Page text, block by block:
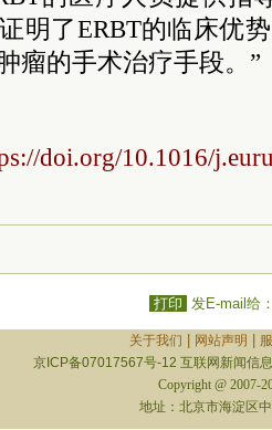
明了ERBT的临床优
瘤的手术治疗手段。
doi.org/10.1016/
打印 发E-mail给
关于我们 网站声明
京ICP备07017567号-12 互联网新闻信
Copyright @ 2007-
地址：北京市海淀区